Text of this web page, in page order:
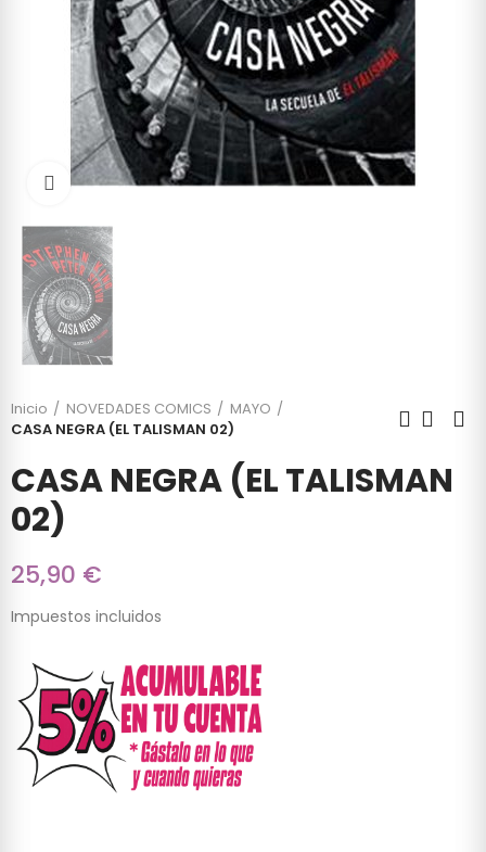
Click to enlarge
Inicio NOVEDADES COMICS
MAYO
CASA NEGRA (EL TALISMAN 02)
CASA NEGRA (EL TALISMAN
02)
25,90 €
Impuestos incluidos